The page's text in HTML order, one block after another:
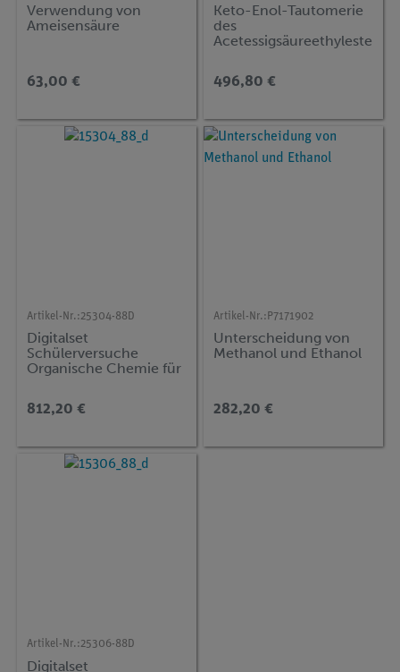
Verwendung von
Ameisensäure
63,00 €
Keto-Enol-Tautomerie
des
Acetessigsäureethyleste
Oxobutansäureethylest
er) -
496,80 €
Artikel-Nr.:25304-88D
Digitalset
Schülerversuche
Organische Chemie für
advanced Chemie CH-
4
812,20 €
Artikel-Nr.: P7171902
Unterscheidung von
Methanol und Ethanol
282,20 €
Artikel-Nr.:25306-88D
Digitalset